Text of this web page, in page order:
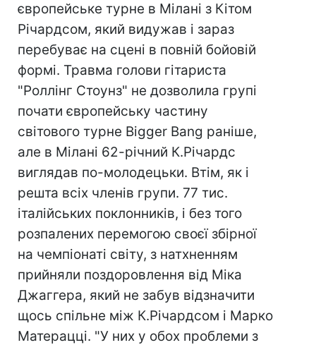
європейське турне в Мілані з Кітом
Річардсом, який видужав і зараз
перебуває на сцені в повній бойовій
формі. Травма голови гітариста
"Роллінг Стоунз" не дозволила групі
почати європейську частину
світового турне Bigger Bang раніше,
але в Мілані 62-річний К.Річардс
виглядав по-молодецьки. Втім, як і
решта всіх членів групи. 77 тис.
італійських поклонників, і без того
розпалених перемогою своєї збірної
на чемпіонаті світу, з натхненням
прийняли поздоровлення від Міка
Джаггера, який не забув відзначити
щось спільне між К.Річардсом і Марко
Матерацці. "У них у обох проблеми з